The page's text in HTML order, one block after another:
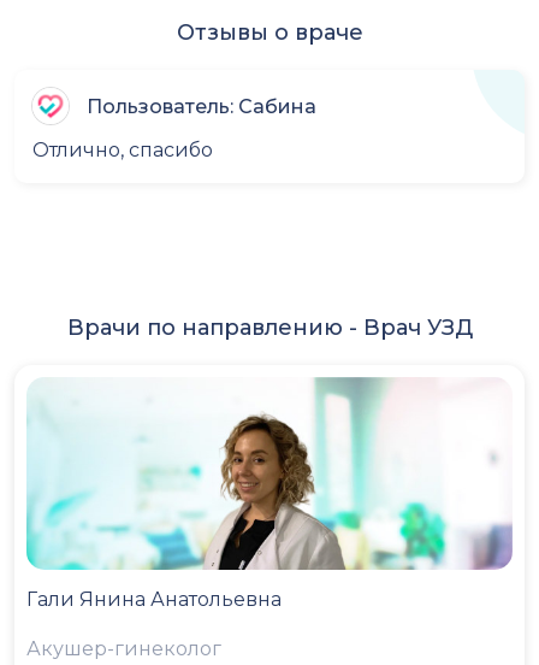
Отзывы о враче
Пользователь: Сабина
Отлично, спасибо
Врачи по направлению - Врач УЗД
Гали Янина Анатольевна
Акушер-гинеколог